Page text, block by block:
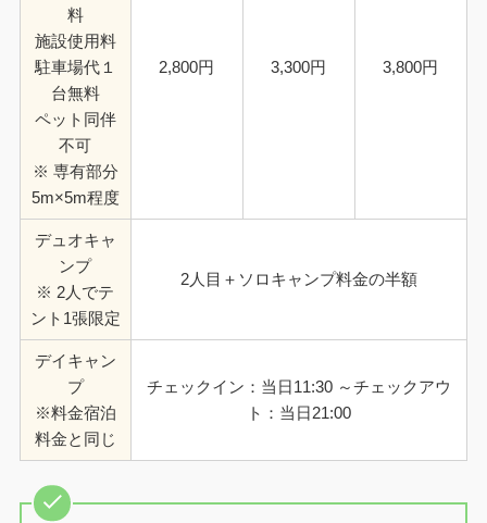
料
施設使用料
駐車場代１
台無料
ペット同伴
不可
※ 専有部分
5m×5m程度
2,800円 3,300円 3,800円
デュオキャ
ンプ
※ 2人でテ
ント1張限定
2人目＋ソロキャンプ料金の半額
デイキャン
プ
※料金宿泊
料金と同じ
チェックイン：当日11:30 ～チェックアウ
ト：当日21:00